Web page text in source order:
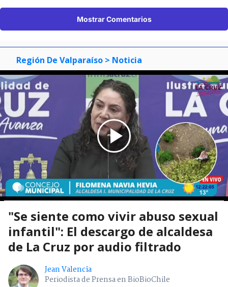
Mostrar Comentarios
Región De Valparaíso > Noticia
"Se siente como vivir abuso sexual
infantil": El descargo de alcaldesa
de La Cruz por audio filtrado
Jean Valencia
Periodista de Prensa en BioBioChile